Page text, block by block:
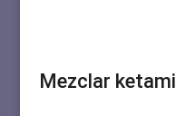
Mezclar